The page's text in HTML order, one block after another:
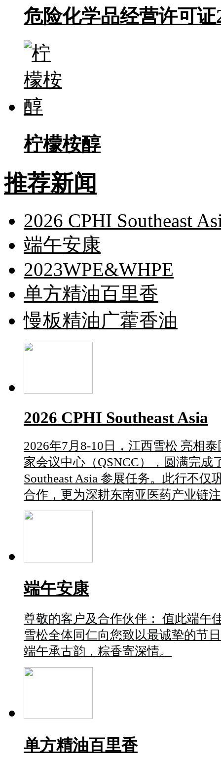
危险化学品经营许可证
柠檬桉醇
推荐新闻
2026 CPHI Southeast
端午安康
2023WPE&WHPE
单方精油百里香
慢板精油广藿香油
2026 CPHI Southeast Asia
2026年7月8-10日，江西雪松 亮相
家会议中心（QSNCC），圆满完成
Southeast Asia 参展任务。此行不仅
合作，更为深耕东南亚医药产业链
端午安康
尊敬的客户及合作伙伴： 值此端午
雪松全体同仁向您致以最诚挚的节
端午承古韵，粽香寄深情。
单方精油百里香